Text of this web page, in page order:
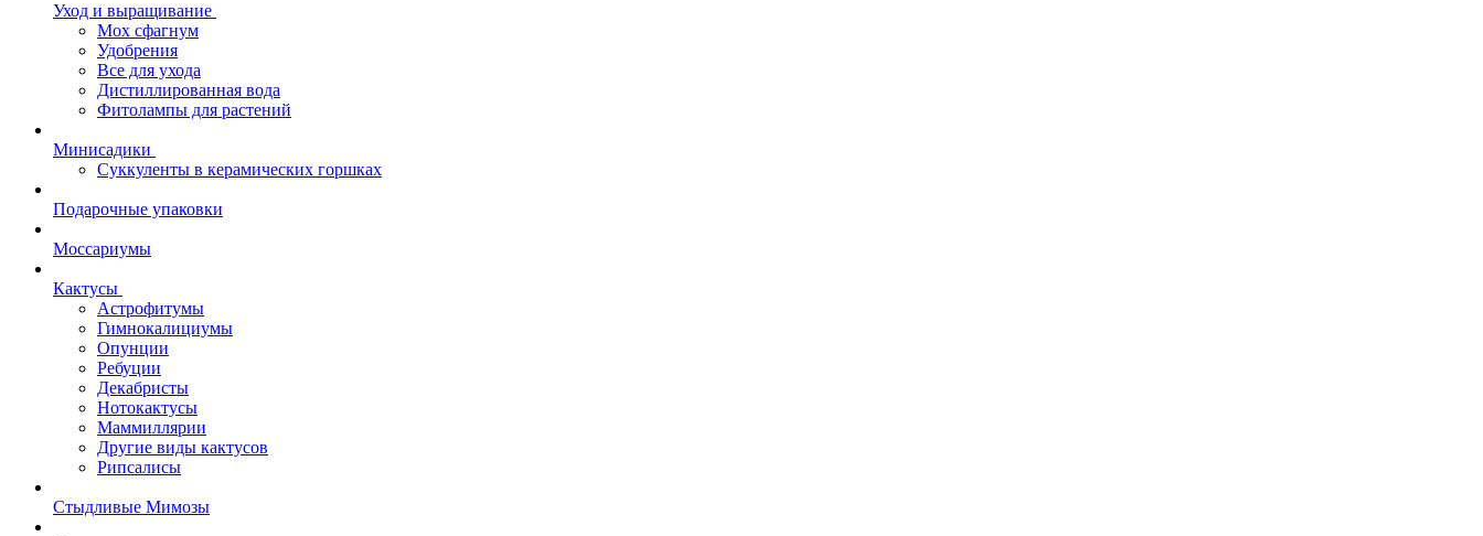
Уход и выращивание
Мох сфагнум
Удобрения
Все для ухода
Дистиллированная вода
Фитолампы для растений
Минисадики
Суккуленты в керамических горшках
Подарочные упаковки
Моссариумы
Кактусы
Астрофитумы
Гимнокалициумы
Опунции
Ребуции
Декабристы
Нотокактусы
Маммиллярии
Другие виды кактусов
Рипсалисы
Стыдливые Мимозы